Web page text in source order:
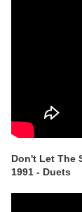
Don't Let The
1991 - Duets